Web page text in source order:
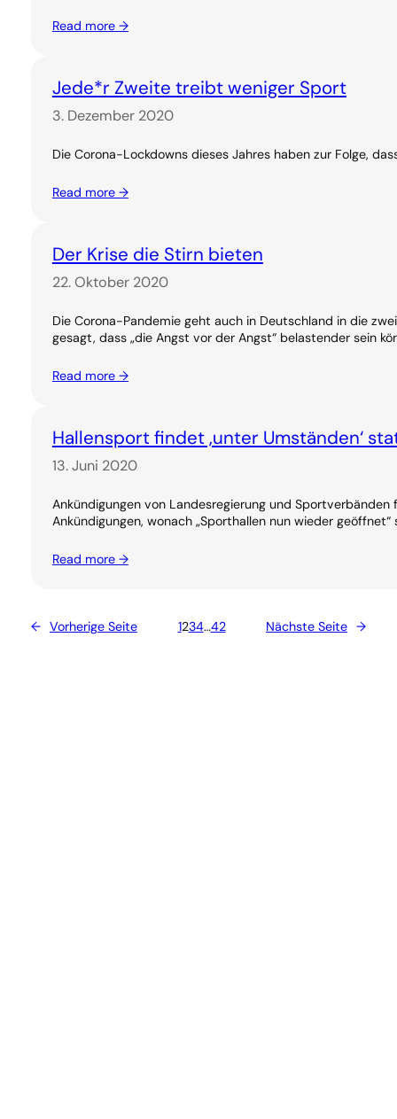
Read more →
Jede*r Zweite treibt weniger Sport
3. Dezember 2020
Die Corona-Lockdowns dieses Jahres haben zur Folge,
Read more →
Der Krise die Stirn bieten
22. Oktober 2020
Die Corona-Pandemie geht auch in Deutschland in die
gesagt, dass „die Angst vor der Angst“ belastender sein
Read more →
Hallensport findet ‚unter Umständen‘
13. Juni 2020
Ankündigungen von Landesregierung und
Ankündigungen, wonach „Sporthallen nun wieder
Read more →
← Vorherige Seite 1234…42 Nächste Seite →